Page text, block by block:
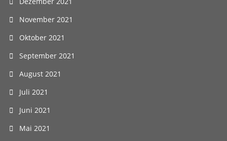
November 2021
Oktober 2021
September 2021
August 2021
Juli 2021
Juni 2021
Mai 2021